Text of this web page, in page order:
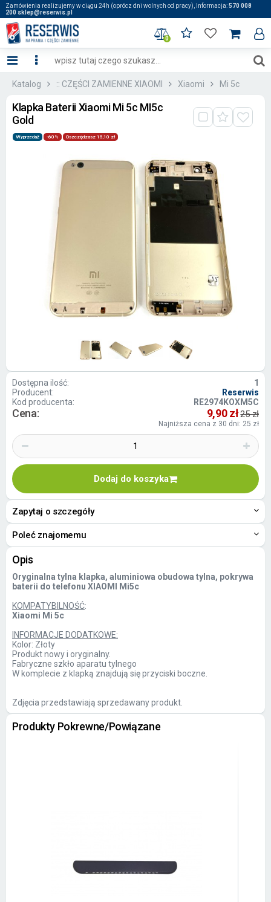
Zamówienia realizujemy w ciągu 24h (oprócz dni wolnych od pracy), Informacja:570 008
200 sklep@reserwis.pl
0
Katalog :: CZĘŚCI ZAMIENNE XIAOMI Xiaomi Mi 5c
Klapka Baterii Xiaomi Mi 5c MI5c
Gold
Wyprzedaż -60% Oszczędzasz 15,10 zł
Dostępna ilość:
1
Producent:
Reserwis
Kod producenta:
RE2974KOXM5C
Cena: 9,90 zł25 zł
Najniższa cena z 30 dni: 25 zł
Dodaj do koszyka
Zapytaj o szczegóły
Poleć znajomemu
Opis
Oryginalna tylna klapka, aluminiowa obudowa tylna, pokrywa
baterii do telefonu XIAOMI Mi5c
KOMPATYBILNOŚĆ:
Xiaomi Mi 5c
INFORMACJE DODATKOWE:
Kolor: Złoty
Produkt nowy i oryginalny.
Fabryczne szkło aparatu tylnego
W komplecie z klapką znajdują się przyciski boczne.
Zdjęcia przedstawiają sprzedawany produkt.
Produkty Pokrewne/Powiązane